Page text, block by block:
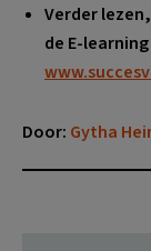
Verder
de E-
Door: Gytha